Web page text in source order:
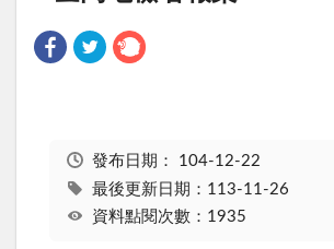
發布日期： 104-12-22
最後更新日期：113-11-26
資料點閱次數：1935